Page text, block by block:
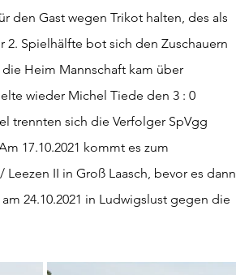
den Gast wegen Trikot halten, des als
2. Spielhälfte bot sich den Zuschauern
Heim Mannschaft kam über
wieder Michel Tiede den 3 : 0
trennten sich die Verfolger SpVgg
17.10.2021 kommt es zum
II in Groß Laasch, bevor es dann
24.10.2021 in Ludwigslust gegen die